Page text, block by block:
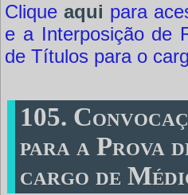
Cliqueaqui para
e a Interposição de
de Títulos para o
105.
para a Prova
cargo de